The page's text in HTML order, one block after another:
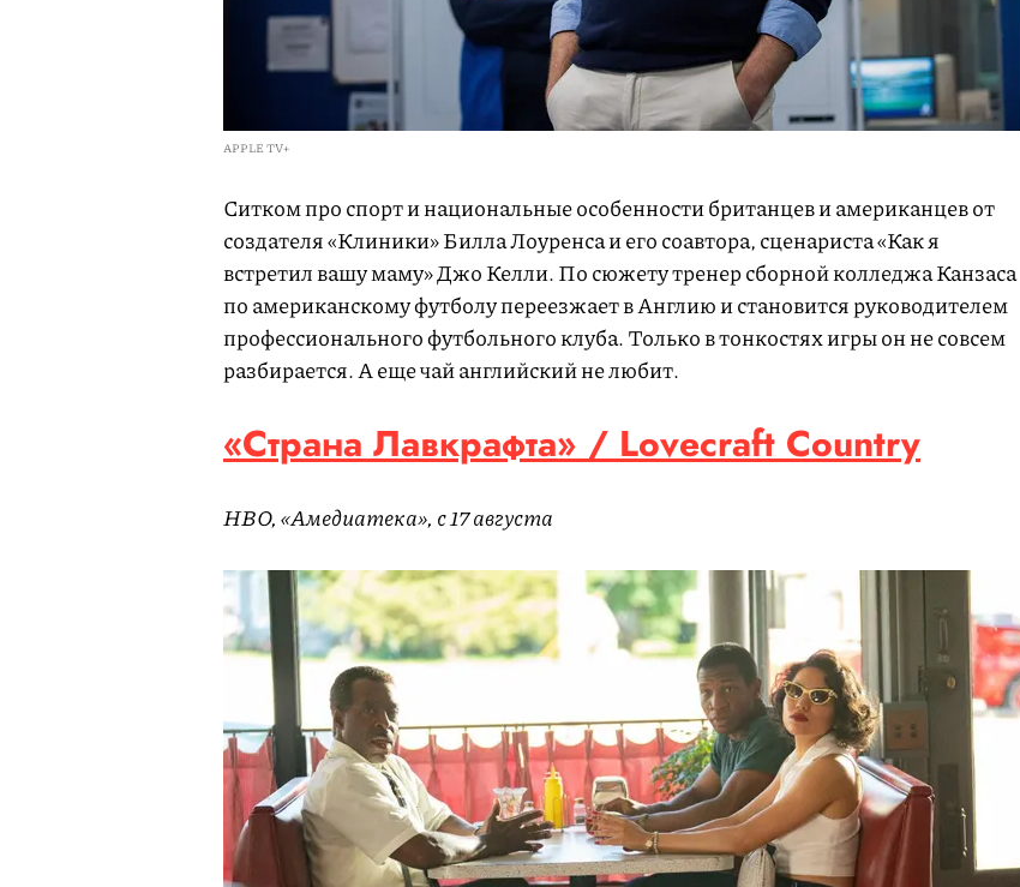
APPLE TV+
Ситком про спорт и национальные особенности британцев и американцев от
создателя «Клиники» Билла Лоуренса и его соавтора, сценариста «Как я
встретил вашу маму» Джо Келли. По сюжету тренер сборной колледжа Канзаса
по американскому футболу переезжает в Англию и становится руководителем
профессионального футбольного клуба. Только в тонкостях игры он не совсем
разбирается. А еще чай английский не любит.
«Страна Лавкрафта» / Lovecraft Country
HBO, «Амедиатека», с 17 августа